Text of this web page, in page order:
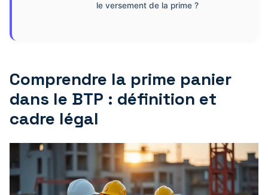
le versement de la prime ?
Comprendre la prime panier
dans le BTP : définition et
cadre légal